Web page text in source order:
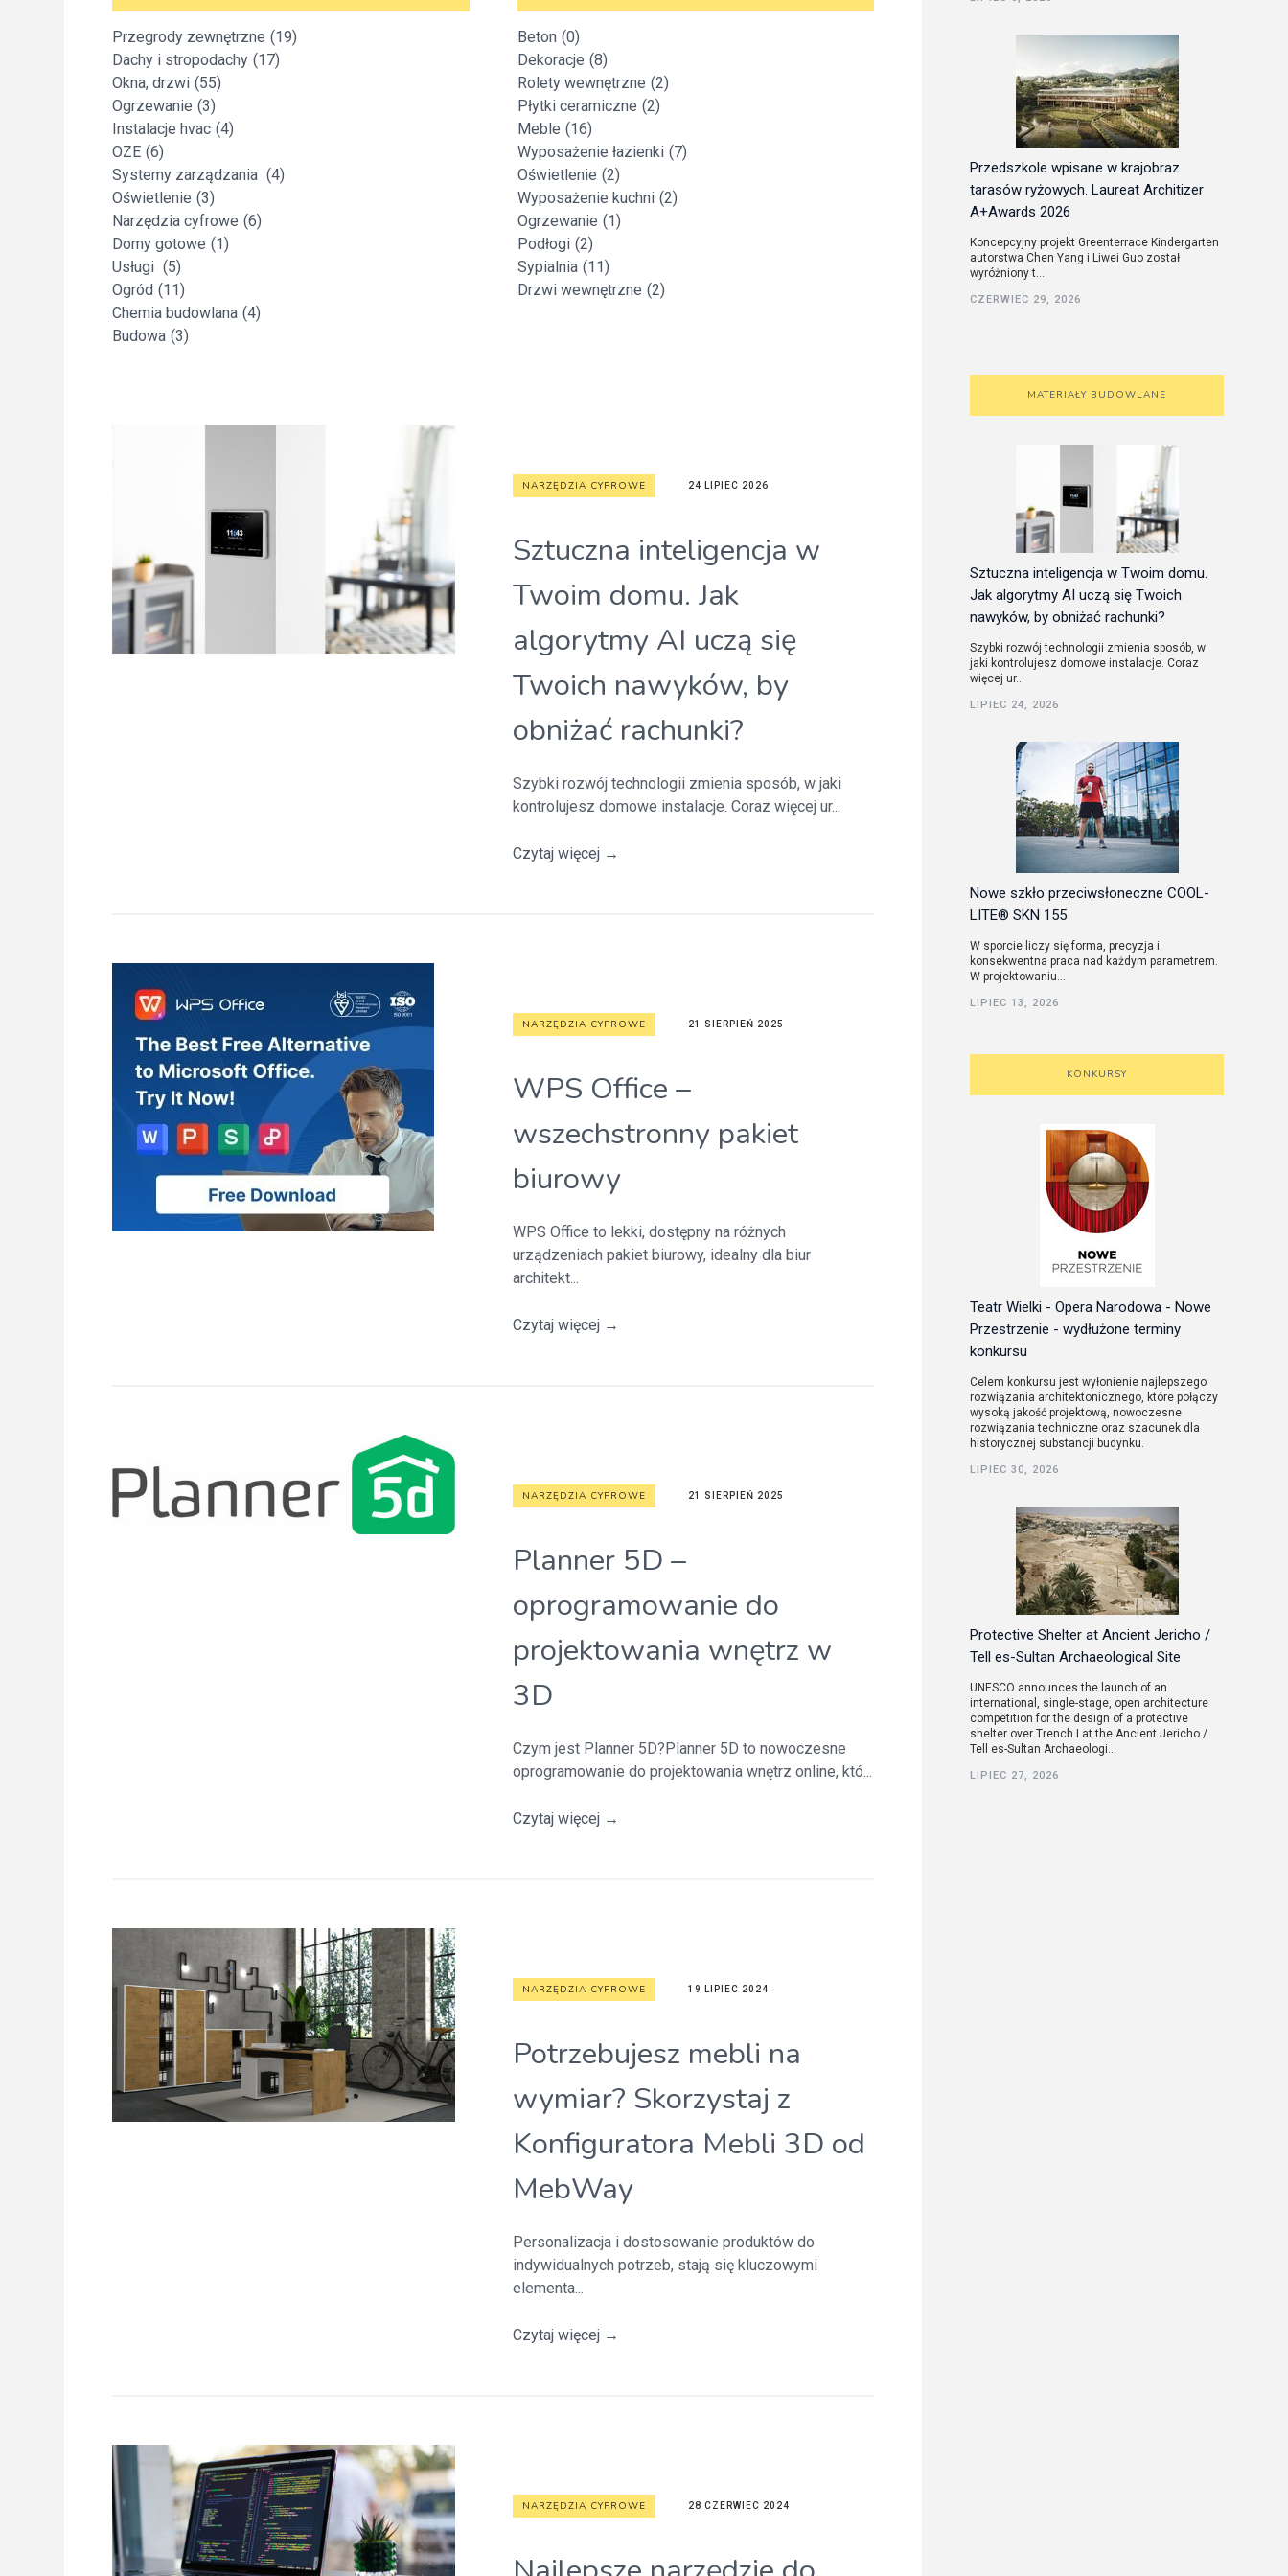
Katalog produktów dla architekta
Przegrody zewnętrzne (19)
Dachy i stropodachy (17)
Okna, drzwi (55)
Ogrzewanie (3)
Instalacje hvac (4)
OZE (6)
Systemy zarządzania (4)
Oświetlenie (3)
Narzędzia cyfrowe (6)
Domy gotowe (1)
Usługi (5)
Ogród (11)
Chemia budowlana (4)
Budowa (3)
Beton (0)
Dekoracje (8)
Rolety wewnętrzne (2)
Płytki ceramiczne (2)
Meble (16)
Wyposażenie łazienki (7)
Oświetlenie (2)
Wyposażenie kuchni (2)
Ogrzewanie (1)
Podłogi (2)
Sypialnia (11)
Drzwi wewnętrzne (2)
NARZĘDZIA CYFROWE 24 LIPIEC 2026
Sztuczna inteligencja w
Twoim domu. Jak
algorytmy AI uczą się
Twoich nawyków, by
obniżać rachunki?
Szybki rozwój technologii zmienia sposób, w jaki
kontrolujesz domowe instalacje. Coraz więcej ur...
Czytaj więcej →
NARZĘDZIA CYFROWE 21 SIERPIEŃ 2025
WPS Office –
wszechstronny pakiet
biurowy
WPS Office to lekki, dostępny na różnych
urządzeniach pakiet biurowy, idealny dla biur
architekt...
Czytaj więcej →
NARZĘDZIA CYFROWE 21 SIERPIEŃ 2025
Planner 5D –
oprogramowanie do
projektowania wnętrz w
3D
Czym jest Planner 5D?Planner 5D to nowoczesne
oprogramowanie do projektowania wnętrz online, któ...
Czytaj więcej →
NARZĘDZIA CYFROWE 19 LIPIEC 2024
Potrzebujesz mebli na
wymiar? Skorzystaj z
Konfiguratora Mebli 3D od
MebWay
Personalizacja i dostosowanie produktów do
indywidualnych potrzeb, stają się kluczowymi
elementa...
Czytaj więcej →
NARZĘDZIA CYFROWE 28 CZERWIEC 2024
Przedszkole wpisane w krajobraz
tarasów ryżowych. Laureat Architizer
A+Awards 2026
Koncepcyjny projekt Greenterrace Kindergarten
autorstwa Chen Yang i Liwei Guo został
wyróżniony t...
CZERWIEC 29, 2026
MATERIAŁY BUDOWLANE
Sztuczna inteligencja w Twoim domu.
Jak algorytmy AI uczą się Twoich
nawyków, by obniżać rachunki?
Szybki rozwój technologii zmienia sposób, w
jaki kontrolujesz domowe instalacje. Coraz
więcej ur...
LIPIEC 24, 2026
Nowe szkło przeciwsłoneczne COOL-
LITE® SKN 155
W sporcie liczy się forma, precyzja i
konsekwentna praca nad każdym parametrem.
W projektowaniu...
LIPIEC 13, 2026
KONKURSY
Teatr Wielki - Opera Narodowa - Nowe
Przestrzenie - wydłużone terminy
konkursu
Celem konkursu jest wyłonienie najlepszego
rozwiązania architektonicznego, które połączy
wysoką jakość projektową, nowoczesne
rozwiązania techniczne oraz szacunek dla
historycznej substancji budynku.
LIPIEC 30, 2026
Protective Shelter at Ancient Jericho /
Tell es-Sultan Archaeological Site
UNESCO announces the launch of an
international, single-stage, open architecture
competition for the design of a protective
shelter over Trench I at the Ancient Jericho /
Tell es-Sultan Archaeologi...
LIPIEC 27, 2026